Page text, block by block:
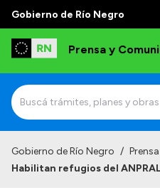
Gobierno de Río Negro
Prensa y
Gobierno de Río Negro /
Habilitan refugios del